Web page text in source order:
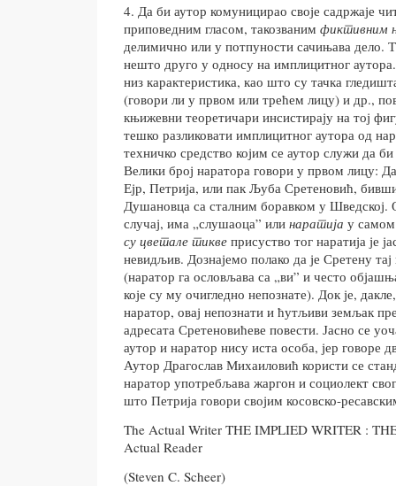
4. Да би аутор комуницирао своје садржаје
приповедним гласом, такозваним фиктивним
делимично или у потпуности сачињава дело.
нешто друго у односу на имплицитног
низ карактеристика, као што су тачка
(говори ли у првом или трећем лицу) и др.,
књижевни теоретичари инсистирају на тој
тешко разликовати имплицитног аутора од
техничко средство којим се аутор служи да
Велики број наратора говори у првом лицу:
Ејр, Петрија, или пак Љуба Сретеновић,
Душановца са сталним боравком у Шведској.
случај, има „слушаоца” или наратија у
су цветале тикве присуство тог наратија је
невидљив. Дознајемо полако да је Сретену
(наратор га ословљава са „ви” и често
које су му очигледно непознате). Док је,
наратор, овај непознати и ћутљиви земљак
адресата Сретеновићеве повести. Јасно се
аутор и наратор нису иста особа, јер говоре
Аутор Драгослав Михаиловић користи се
наратор употребљава жаргон и социолект
што Петрија говори својим косовско-
The Actual Writer THE IMPLIED WRITER :
Actual Reader
(Steven C. Scheer)